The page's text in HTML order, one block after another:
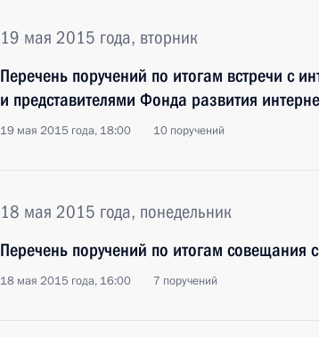
19 мая 2015 года, вторник
Перечень поручений по итогам встречи с
и представителями Фонда развития
19 мая 2015 года, 18:00 10 поручений
18 мая 2015 года, понедельник
Перечень поручений по итогам совещания
18 мая 2015 года, 16:00 7 поручений